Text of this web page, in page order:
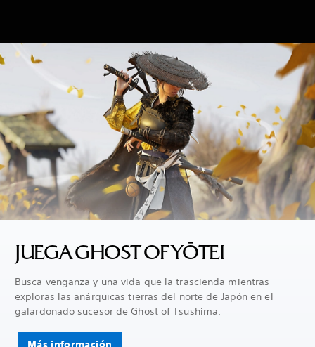
JUEGA GHOST OF YŌTEI
Busca venganza y una vida que la trascienda mientras
exploras las anárquicas tierras del norte de Japón en el
galardonado sucesor de Ghost of Tsushima.
Más información